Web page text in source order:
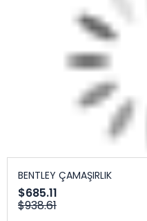
BENTLEY ÇAMAŞIRLIK
$685.11
$938.61